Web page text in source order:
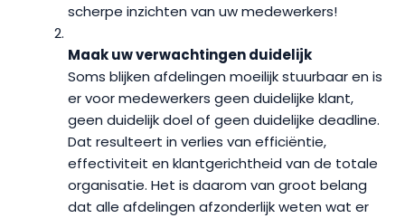
scherpe inzichten van uw medewerkers!
Maak uw verwachtingen duidelijk
Soms blijken afdelingen moeilijk stuurbaar en is
er voor medewerkers geen duidelijke klant,
geen duidelijk doel of geen duidelijke deadline.
Dat resulteert in verlies van efficiëntie,
effectiviteit en klantgerichtheid van de totale
organisatie. Het is daarom van groot belang
dat alle afdelingen afzonderlijk weten wat er